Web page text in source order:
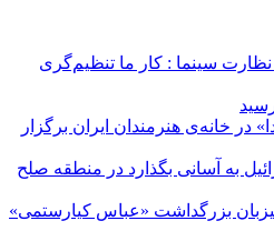
سینما : کار ما تنظیم‌گری
در خانه‌ی هنرمندان ایران برگزار
به آسانی بگذارد در منطقه صلح
بزرگداشت «عباس کیارستمی»